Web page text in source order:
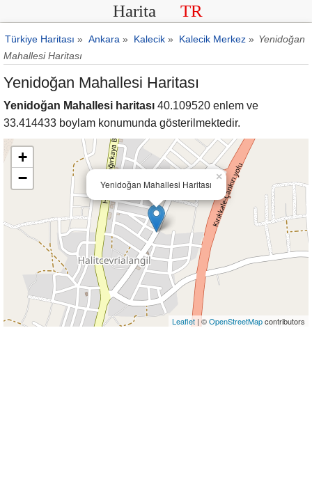
Harita TR
Türkiye Haritası » Ankara » Kalecik » Kalecik Merkez » Yenidoğan
Mahallesi Haritası
Yenidoğan Mahallesi Haritası
Yenidoğan Mahallesi haritası 40.109520 enlem ve
33.414433 boylam konumunda gösterilmektedir.
Yenidoğan Mahallesi Haritası
×
+
−
Leaflet | ©OpenStreetMapcontributors